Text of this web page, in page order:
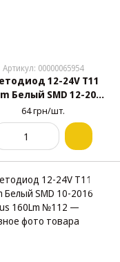
Артикул: 00000065954
12-24V T11
Белый SMD 12-2016
Canbus 2.5W №123
64 грн/шт.